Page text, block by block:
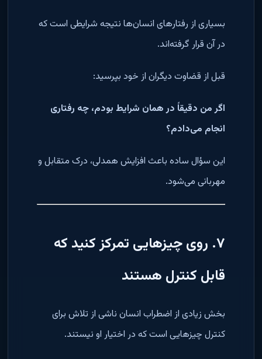
بسیاری از رفتارهای انسان‌ها نتیجه شرایطی است که
در آن قرار گرفته‌اند.
قبل از قضاوت دیگران از خود بپرسید:
اگر من دقیقاً در همان شرایط بودم، چه رفتاری
انجام می‌دادم؟
این سؤال ساده باعث افزایش همدلی، درک متقابل و
مهربانی می‌شود.
۷. روی چیزهایی تمرکز کنید که
قابل کنترل هستند
بخش زیادی از اضطراب انسان ناشی از تلاش برای
کنترل چیزهایی است که در اختیار او نیستند.